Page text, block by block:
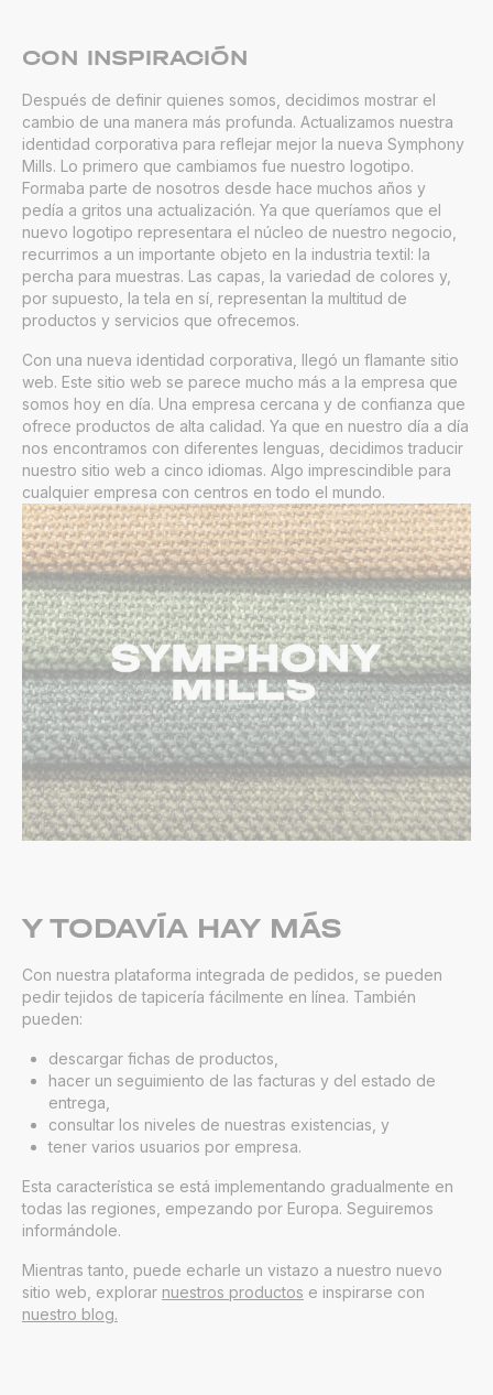
CON INSPIRACIÓN
Después de definir quienes somos, decidimos mostrar el
cambio de una manera más profunda. Actualizamos nuestra
identidad corporativa para reflejar mejor la nueva Symphony
Mills. Lo primero que cambiamos fue nuestro logotipo.
Formaba parte de nosotros desde hace muchos años y
pedía a gritos una actualización. Ya que queríamos que el
nuevo logotipo representara el núcleo de nuestro negocio,
recurrimos a un importante objeto en la industria textil: la
percha para muestras. Las capas, la variedad de colores y,
por supuesto, la tela en sí, representan la multitud de
productos y servicios que ofrecemos.
Con una nueva identidad corporativa, llegó un flamante sitio
web. Este sitio web se parece mucho más a la empresa que
somos hoy en día. Una empresa cercana y de confianza que
ofrece productos de alta calidad. Ya que en nuestro día a día
nos encontramos con diferentes lenguas, decidimos traducir
nuestro sitio web a cinco idiomas. Algo imprescindible para
cualquier empresa con centros en todo el mundo.
Y TODAVÍA HAY MÁS
Con nuestra plataforma integrada de pedidos, se pueden
pedir tejidos de tapicería fácilmente en línea. También
pueden:
descargar fichas de productos,
hacer un seguimiento de las facturas y del estado de
entrega,
consultar los niveles de nuestras existencias, y
tener varios usuarios por empresa.
Esta característica se está implementando gradualmente en
todas las regiones, empezando por Europa. Seguiremos
informándole.
Mientras tanto, puede echarle un vistazo a nuestro nuevo
sitio web, explorar nuestros productos e inspirarse con
nuestro blog.